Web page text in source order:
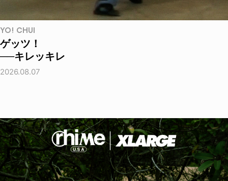
YO! CHUI
ゲッツ！
──キレッキレ
2026.08.07